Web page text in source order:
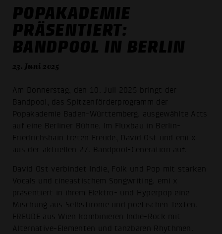
POPAKADEMIE
PRÄSENTIERT:
BANDPOOL IN BERLIN
23. Juni 2025
Am Donnerstag, den 10. Juli 2025 bringt der
Bandpool, das Spitzenförderprogramm der
Popakademie Baden-Württemberg, ausgewählte Acts
auf eine Berliner Bühne. Im Fluxbau in Berlin-
Friedrichshain treten Freude, David Ost und emi x
aus der aktuellen 27. Bandpool-Generation auf.
David Ost verbindet Indie, Folk und Pop mit starken
Vocals und cineastischem Songwriting. emi x
präsentiert in ihrem Elektro- und Hyperpop eine
Mischung aus Selbstironie und poetischen Texten.
FREUDE aus Wien kombinieren Indie-Rock mit
Alternative-Elementen und tanzbaren Rhythmen.